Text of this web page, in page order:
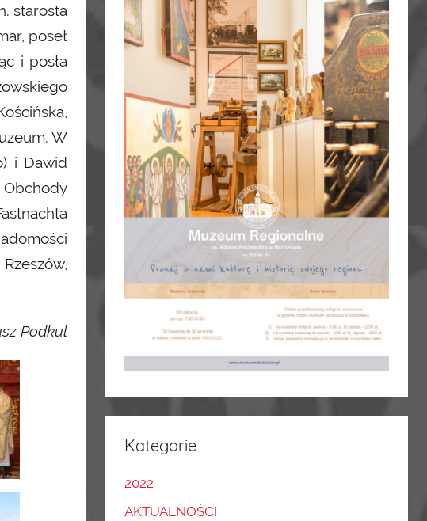
starosta
poseł
i posła
W
i Dawid
Obchody
Podkul
Kategorie
2022
AKTUALNOŚCI